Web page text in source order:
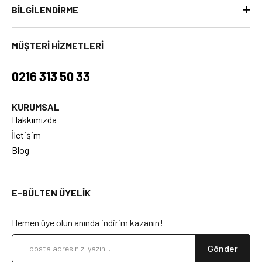
BİLGİLENDİRME
MÜŞTERİ HİZMETLERİ
0216 313 50 33
KURUMSAL
Hakkımızda
İletişim
Blog
E-BÜLTEN ÜYELİK
Hemen üye olun anında indirim kazanın!
Gönder